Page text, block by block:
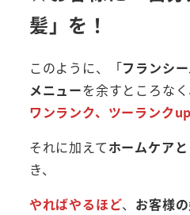
髪」を！
このように、「フランシ
メニューを余すところな
ワンランク、ツーランクup
それに加えてホームケア
き、
やればやるほど、 お客様